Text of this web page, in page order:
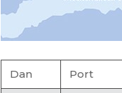
Dan Port